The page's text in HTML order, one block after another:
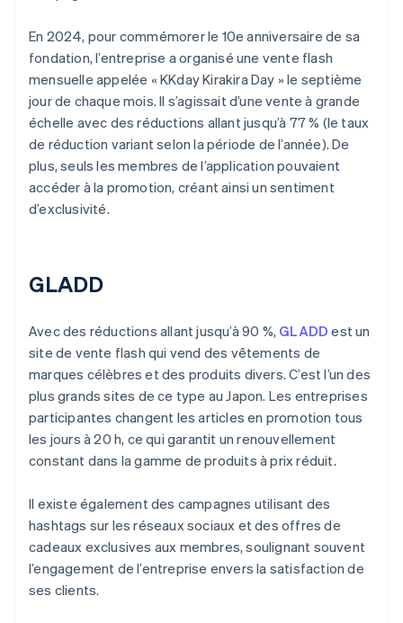
En 2024, pour commémorer le 10e anniversaire de sa
fondation, l’entreprise a organisé une vente flash
mensuelle appelée « KKday Kirakira Day » le septième
jour de chaque mois. Il s’agissait d’une vente à grande
échelle avec des réductions allant jusqu’à 77 % (le taux
de réduction variant selon la période de l’année). De
plus, seuls les membres de l’application pouvaient
accéder à la promotion, créant ainsi un sentiment
d’exclusivité.
GLADD
Avec des réductions allant jusqu’à 90 %, GLADD est un
site de vente flash qui vend des vêtements de
marques célèbres et des produits divers. C’est l’un des
plus grands sites de ce type au Japon. Les entreprises
participantes changent les articles en promotion tous
les jours à 20 h, ce qui garantit un renouvellement
constant dans la gamme de produits à prix réduit.
Il existe également des campagnes utilisant des
hashtags sur les réseaux sociaux et des offres de
cadeaux exclusives aux membres, soulignant souvent
l’engagement de l’entreprise envers la satisfaction de
ses clients.